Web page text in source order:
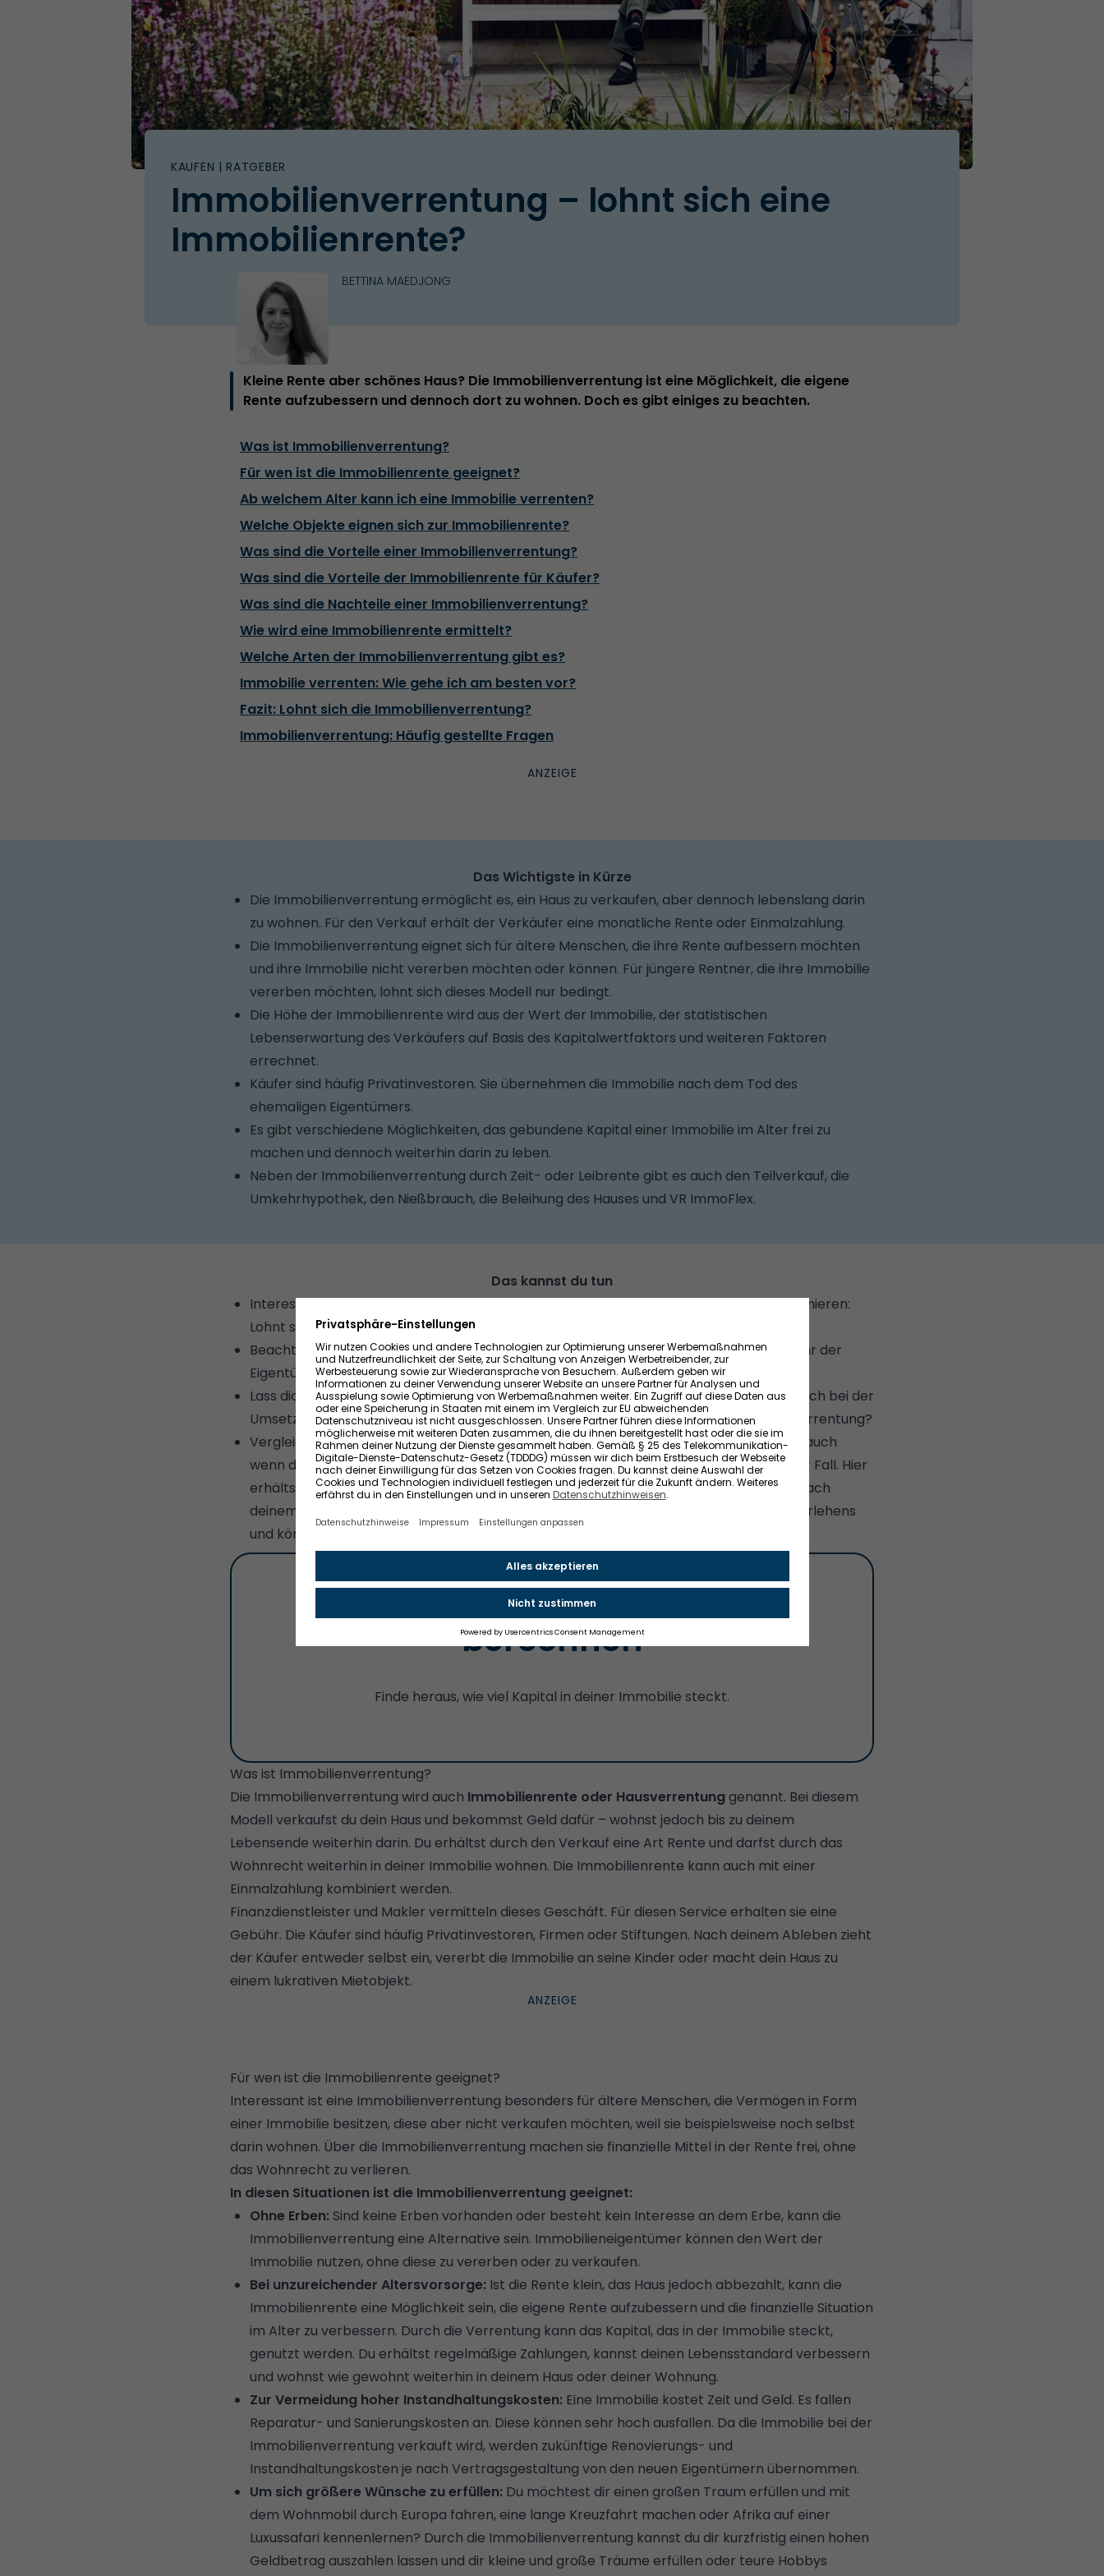
KAUFEN | RATGEBER
Immobilienverrentung – lohnt sich eine
Immobilienrente?
BETTINA MAEDJONG
Kleine Rente aber schönes Haus? Die Immobilienverrentung ist eine Möglichkeit, die eigene
Rente aufzubessern und dennoch dort zu wohnen. Doch es gibt einiges zu beachten.
Was ist Immobilienverrentung?
Für wen ist die Immobilienrente geeignet?
Ab welchem Alter kann ich eine Immobilie verrenten?
Welche Objekte eignen sich zur Immobilienrente?
Was sind die Vorteile einer Immobilienverrentung?
Was sind die Vorteile der Immobilienrente für Käufer?
Was sind die Nachteile einer Immobilienverrentung?
Wie wird eine Immobilienrente ermittelt?
Welche Arten der Immobilienverrentung gibt es?
Immobilie verrenten: Wie gehe ich am besten vor?
Fazit: Lohnt sich die Immobilienverrentung?
Immobilienverrentung: Häufig gestellte Fragen
Das Wichtigste in Kürze
Die Immobilienverrentung ermöglicht es, ein Haus zu verkaufen, aber dennoch lebenslang darin
zu wohnen. Für den Verkauf erhält der Verkäufer eine monatliche Rente oder Einmalzahlung.
Die Immobilienverrentung eignet sich für ältere Menschen, die ihre Rente aufbessern möchten
und ihre Immobilie nicht vererben möchten oder können. Für jüngere Rentner, die ihre Immobilie
vererben möchten, lohnt sich dieses Modell nur bedingt.
Die Höhe der Immobilienrente wird aus der Wert der Immobilie, der statistischen
Lebenserwartung des Verkäufers auf Basis des Kapitalwertfaktors und weiteren Faktoren
errechnet.
Käufer sind häufig Privatinvestoren. Sie übernehmen die Immobilie nach dem Tod des
ehemaligen Eigentümers.
Es gibt verschiedene Möglichkeiten, das gebundene Kapital einer Immobilie im Alter frei zu
machen und dennoch weiterhin darin zu leben.
Neben der Immobilienverrentung durch Zeit- oder Leibrente gibt es auch den Teilverkauf, die
Umkehrhypothek, den Nießbrauch, die Beleihung des Hauses und VR ImmoFlex.
Das kannst du tun
Interessierst du dich für die Immobilienverrentung, solltest du dich im Vorfeld gut informieren:
Lohnt sich dieses Geschäft? Was sind die Nachteile?
Beachte: Bei der Immobilienverrentung verkaufst du deine Immobilie. Du bist nicht mehr der
Eigentümer und kannst die Immobilie nicht mehr vererben.
Lass dich von Experten beraten – sowohl bei der Ermittlung des Verkehrswertes, als auch bei der
Umsetzung deines Vorhabens. Vielleicht gibt es bessere Alternativen zur Immobilienverrentung?
Vergleiche Alternativen: Durch die Immobilienverrentung gibst du Wohneigentum auf, auch
wenn du weiterhin darin wohnen kannst. Bei Modellen wieVR ImmoFlexist das nicht der Fall. Hier
erhältst du auf Basis deiner Immobilie ein flexibles Darlehen, das je nach Vertrag erst nach
deinem Ableben bezahlt werden muss. Deine Erben erhalten das Haus inklusive des Darlehens
und können dann selbst entscheiden, was mit der Immobilie passieren soll.
Jetzt finanziellen Spielraum
berechnen
Finde heraus, wie viel Kapital in deiner Immobilie steckt.
Was ist Immobilienverrentung?
Die Immobilienverrentung wird auch Immobilienrente oder Hausverrentung genannt. Bei diesem
Modell verkaufst du dein Haus und bekommst Geld dafür – wohnst jedoch bis zu deinem
Lebensende weiterhin darin. Du erhältst durch den Verkauf eine Art Rente und darfst durch das
Wohnrecht weiterhin in deiner Immobilie wohnen. Die Immobilienrente kann auch mit einer
Einmalzahlung kombiniert werden.
Finanzdienstleister und Makler vermitteln dieses Geschäft. Für diesen Service erhalten sie eine
Gebühr. Die Käufer sind häufig Privatinvestoren, Firmen oder Stiftungen. Nach deinem Ableben zieht
der Käufer entweder selbst ein, vererbt die Immobilie an seine Kinder oder macht dein Haus zu
einem lukrativen Mietobjekt.
Für wen ist die Immobilienrente geeignet?
Interessant ist eine Immobilienverrentung besonders für ältere Menschen, die Vermögen in Form
einer Immobilie besitzen, diese aber nicht verkaufen möchten, weil sie beispielsweise noch selbst
darin wohnen. Über die Immobilienverrentung machen sie finanzielle Mittel in der Rente frei, ohne
das Wohnrecht zu verlieren.
In diesen Situationen ist die Immobilienverrentung geeignet:
Ohne Erben: Sind keine Erben vorhanden oder besteht kein Interesse an dem Erbe, kann die
Immobilienverrentung eine Alternative sein. Immobilieneigentümer können den Wert der
Immobilie nutzen, ohne diese zu vererben oder zu verkaufen.
Bei unzureichender Altersvorsorge: Ist die Rente klein, das Haus jedoch abbezahlt, kann die
Immobilienrente eine Möglichkeit sein, die eigene Rente aufzubessern und die finanzielle Situation
im Alter zu verbessern. Durch die Verrentung kann das Kapital, das in der Immobilie steckt,
genutzt werden. Du erhältst regelmäßige Zahlungen, kannst deinen Lebensstandard verbessern
und wohnst wie gewohnt weiterhin in deinem Haus oder deiner Wohnung.
Zur Vermeidung hoher Instandhaltungskosten: Eine Immobilie kostet Zeit und Geld. Es fallen
Reparatur- und Sanierungskosten an. Diese können sehr hoch ausfallen. Da die Immobilie bei der
Immobilienverrentung verkauft wird, werden zukünftige Renovierungs- und
Instandhaltungskosten je nach Vertragsgestaltung von den neuen Eigentümern übernommen.
Um sich größere Wünsche zu erfüllen: Du möchtest dir einen großen Traum erfüllen und mit
dem Wohnmobil durch Europa fahren, eine lange Kreuzfahrt machen oder Afrika auf einer
Luxussafari kennenlernen? Durch die Immobilienverrentung kannst du dir kurzfristig einen hohen
Geldbetrag auszahlen lassen und dir kleine und große Träume erfüllen oder teure Hobbys